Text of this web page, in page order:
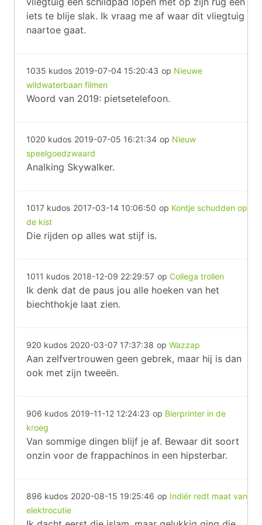
iets te blije slak. Ik vraag me af waar dit vliegtuig
naartoe gaat.
1035 kudos 2019-07-04 15:20:43 op Nieuwe
wildwaterbaan filmen
Woord van 2019: pietsetelefoon.
1020 kudos 2019-07-05 16:21:34 op Nieuw
speelgoedzwaard
Analking Skywalker.
1017 kudos 2017-03-14 10:06:50 op Kontje schudden op
de kist
Die rijden op alles wat stijf is.
1011 kudos 2018-12-09 22:29:57 op Collega trollen
Ik denk dat de paus jou alle hoeken van het
biechthokje laat zien.
920 kudos 2020-03-07 17:37:38 op Wazzap
Aan zelfvertrouwen geen gebrek, maar hij is dan
ook met zijn tweeën.
906 kudos 2019-11-12 12:24:23 op Bierprinter in de
kroeg
Van sommige dingen blijf je af. Bewaar dit soort
onzin voor de frappachinos in een hipsterbar.
896 kudos 2020-08-15 19:25:46 op Indiër redt maat van
elektrocutie